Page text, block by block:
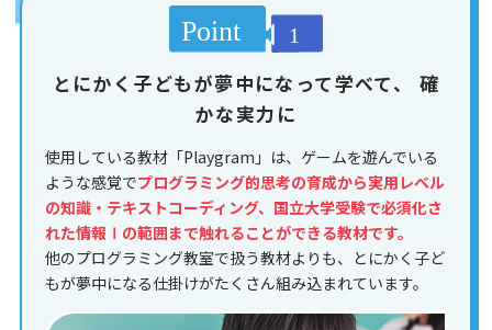
とにかく子どもが夢中になって学べて、
確
かな実力に
使用している教材「Playgram」は、ゲームを遊んでいる
ような感覚でプログラミング的思考の育成から実用レベル
の知識・テキストコーディング、国立大学受験で必須化さ
れた情報Ⅰの範囲まで触れることができる教材です。
他のプログラミング教室で扱う教材よりも、とにかく子ど
もが夢中になる仕掛けがたくさん組み込まれています。